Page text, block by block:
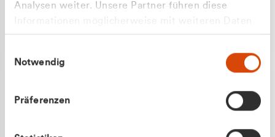
Analysen weiter. Unsere Partner führen diese
zusammen, die Sie ihnen bereitgestellt haben oder
gesammelt haben.
Notwendig
Präferenzen
Apilash Balanesan